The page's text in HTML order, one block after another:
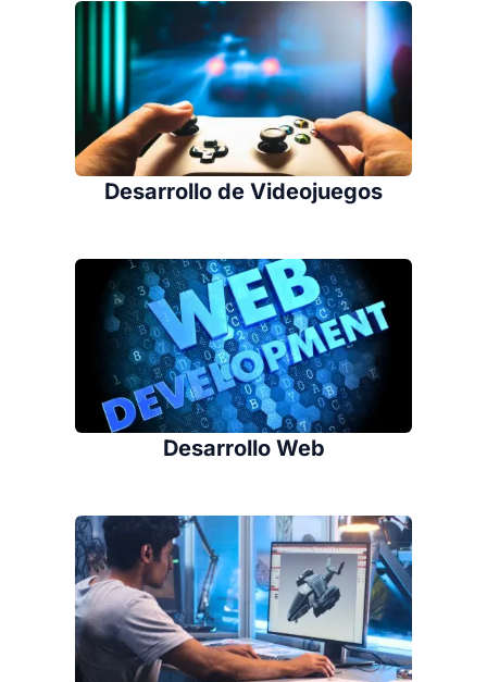
Desarrollo de Videojuegos
Desarrollo Web